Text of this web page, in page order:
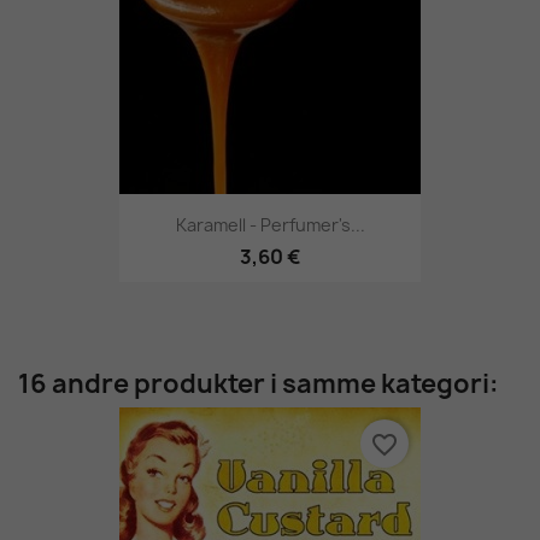
Karamell - Perfumer's...
3,60 €
16 andre produkter i samme kategori:
favorite_border